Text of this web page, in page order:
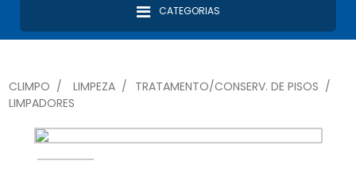
CATEGORIAS
CLIMPO LIMPEZA
TRATAMENTO/CONSERV. DE PISOS
LIMPADORES